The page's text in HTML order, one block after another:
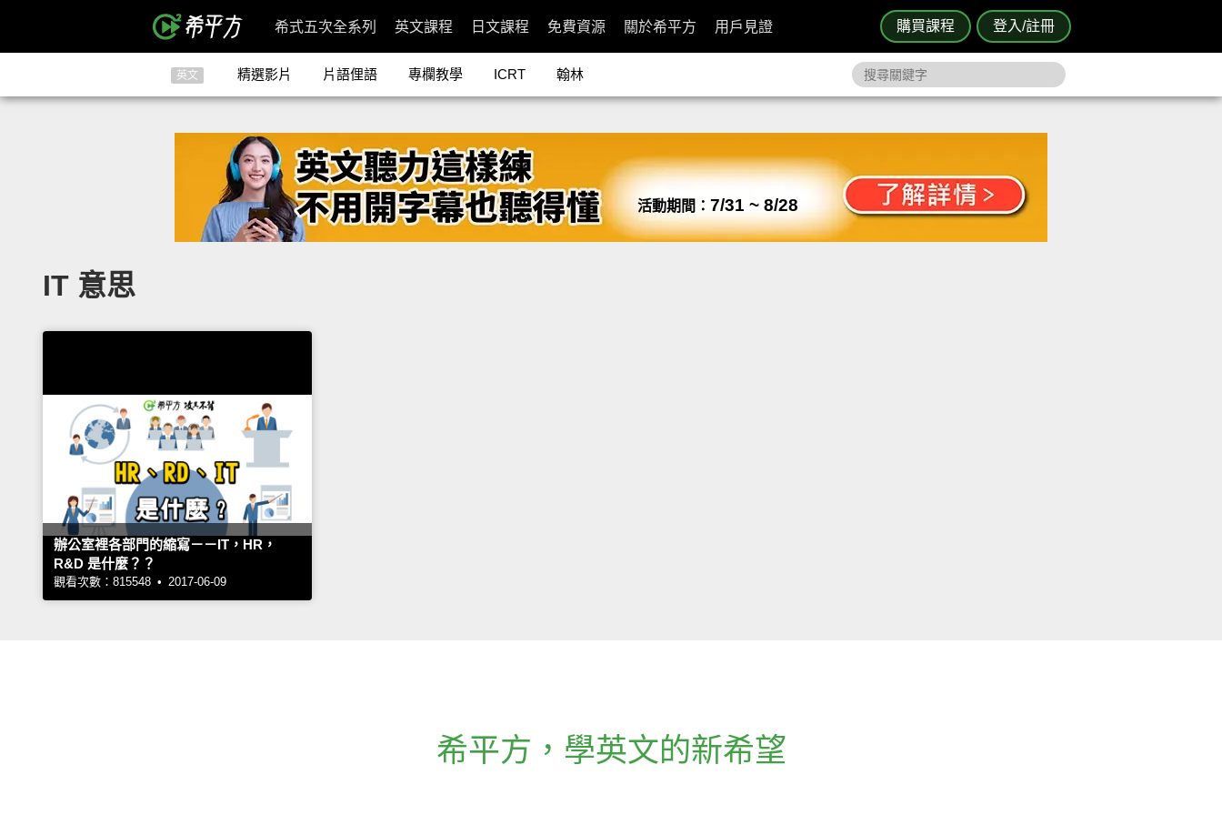
購買課程 登入/註冊
希式五次全系列 英文課程 日文課程 免費資源 關於希平方 用戶見證
英文 精選影片 片語俚語 專欄教學 ICRT 翰林
活動期間： 7/31 ~ 8/28
IT 意思
辦公室裡各部門的縮寫－－IT，HR，
R&D 是什麼？？
觀看次數：815548 • 2017-06-09
希平方 ， 學英文的新希望